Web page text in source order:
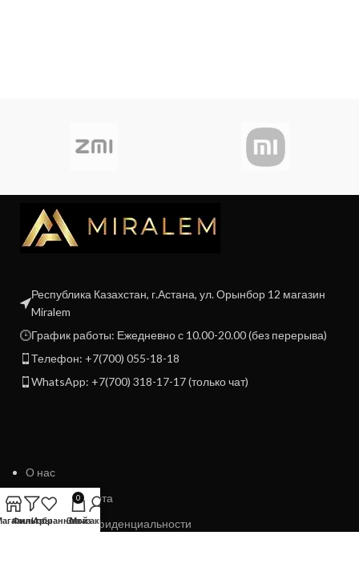
Республика Казахстан, г.Астана, ул. Орынбор 12 магазин
Miralem
График работы: Ежедневно с 10.00-20.00 (без перерыва)
Телефон: +7(700) 055-18-18
WhatsApp: +7(700) 318-17-17 (только чат)
О нас
Договор Оферта
Политика конфиденциальности
ФильтрыИзбранное
0
Заказ
Мой аккаунт